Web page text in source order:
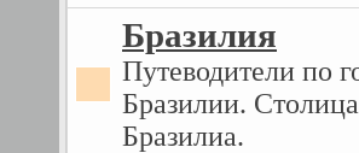
Бразилия
Путеводители по
Бразилии. Столица
Бразилиа.